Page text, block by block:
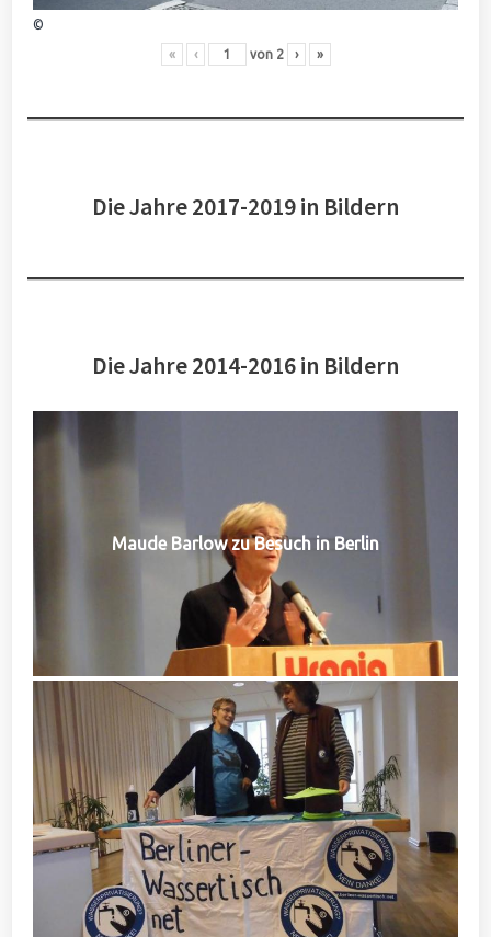
©
« ‹ von 2 › »
Die Jahre 2017-2019 in Bildern
Die Jahre 2014-2016 in Bildern
Maude Barlow zu Besuch in Berlin